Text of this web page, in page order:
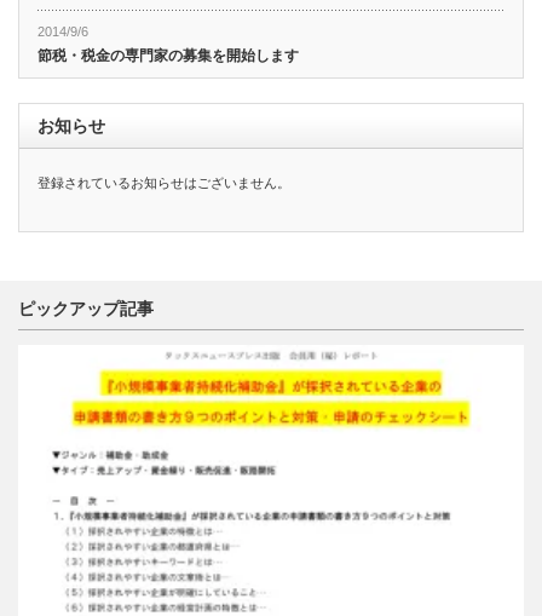
2014/9/6
節税・税金の専門家の募集を開始します
お知らせ
登録されているお知らせはございません。
ピックアップ記事